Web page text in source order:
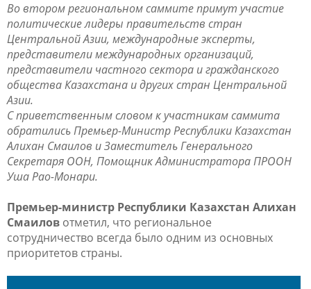
Во втором региональном саммите примут участие
политические лидеры правительств стран
Центральной Азии, международные эксперты,
представители международных организаций,
представители частного сектора и гражданского
общества Казахстана и других стран Центральной
Азии.
С приветственным словом к участникам саммита
обратились Премьер-Министр Республики Казахстан
Алихан Смаилов и Заместитель Генерального
Секретаря ООН, Помощник Администратора ПРООН
Уша Рао-Монари.
Премьер-министр Республики Казахстан Алихан
Смаилов отметил, что региональное
сотрудничество всегда было одним из основных
приоритетов страны.